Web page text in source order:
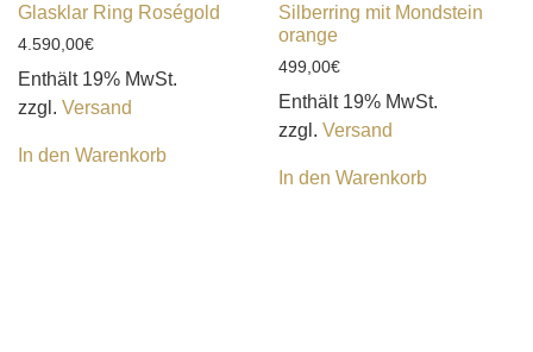
Glasklar Ring Roségold
4.590,00€
Enthält 19% MwSt.
zzgl. Versand
In den Warenkorb
Silberring mit Mondstein
orange
499,00€
Enthält 19% MwSt.
zzgl. Versand
In den Warenkorb